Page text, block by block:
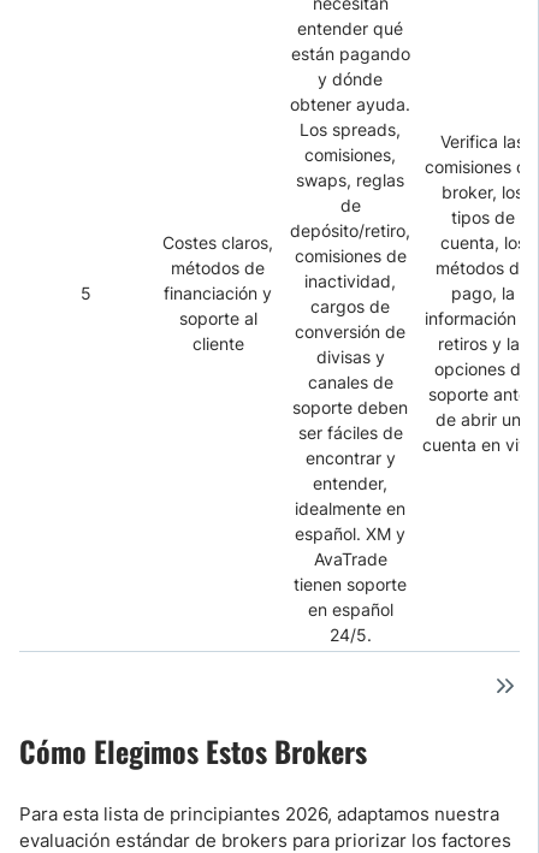
5
Costes claros,
métodos de
financiación y
soporte al
cliente
entender qué
están pagando
y dónde
obtener ayuda.
Los spreads,
comisiones,
swaps, reglas
de
depósito/retiro,
comisiones de
inactividad,
cargos de
conversión de
divisas y
canales de
soporte deben
ser fáciles de
encontrar y
entender,
idealmente en
español. XM y
AvaTrade
tienen soporte
en español
24/5.
Verifica las
comisiones del
broker, los
tipos de
cuenta, los
métodos de
pago, la
información
retiros y las
opciones de
soporte antes
de abrir una
cuenta en
Cómo Elegimos Estos Brokers
Para esta lista de principiantes 2026, adaptamos nuestra
evaluación estándar de brokers para priorizar los factores